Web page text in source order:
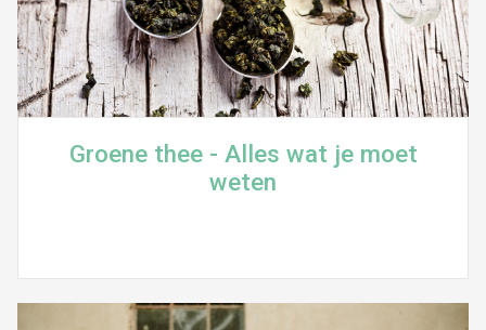
Groene thee - Alles wat je moet
weten